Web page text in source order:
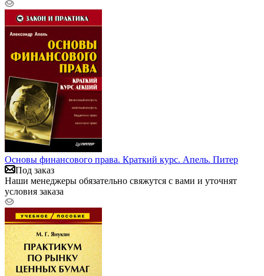
Основы финансового права. Краткий курс. Апель. Питер
Под заказ
Наши менеджеры обязательно свяжутся с вами и уточнят
условия заказа